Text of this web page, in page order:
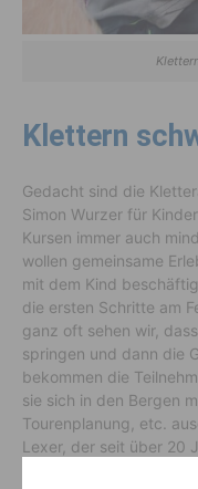
Klettern
Gedacht sind die
Simon Wurzer für
Kursen immer auch
wollen gemeinsame
mit dem Kind
die ersten Schritte am
ganz oft sehen wir,
springen und dann die
bekommen die
sie sich in den Bergen
Tourenplanung, etc.
Lexer, der seit über 20